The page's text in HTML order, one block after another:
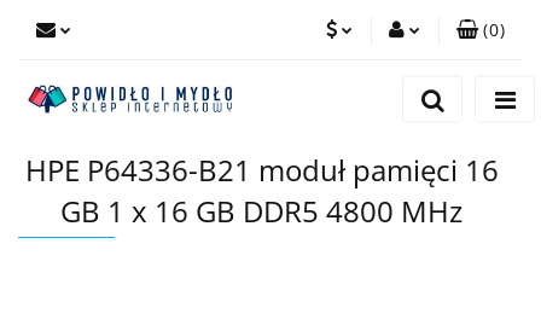
Dodaj zgłoszenie
(0)
HPE P64336-B21 moduł pamięci 16
GB 1 x 16 GB DDR5 4800 MHz